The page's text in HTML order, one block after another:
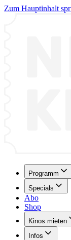
Zum Hauptinhalt
Programm
Specials
Abo
Shop
Kinos mieten
Infos